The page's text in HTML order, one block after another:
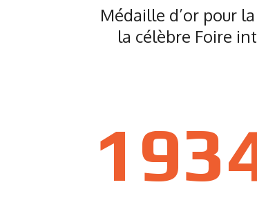
Médaille d’or pour
la célèbre Foire